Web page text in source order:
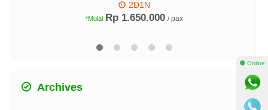
2D1N
*Mulai Rp 1.650.000 / pax
Archives
⚫ Online